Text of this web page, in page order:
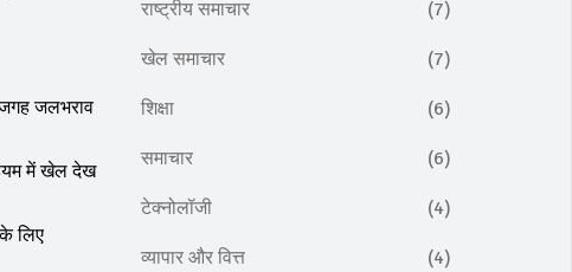
जलभराव
में खेल देख
लिए
राष्ट्रीय समाचार (7)
खेल समाचार (7)
शिक्षा (6)
समाचार (6)
टेक्नोलॉजी (4)
व्यापार और वित्त (4)